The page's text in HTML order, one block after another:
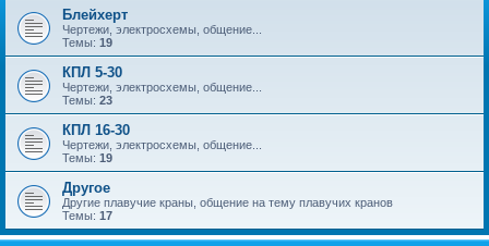
Блейхерт
Чертежи, электросхемы, общение...
Темы: 19
КПЛ 5-30
Чертежи, электросхемы, общение...
Темы: 23
КПЛ 16-30
Чертежи, электросхемы, общение...
Темы: 19
Другое
Другие плавучие краны, общение на тему плавучих кранов
Темы: 17